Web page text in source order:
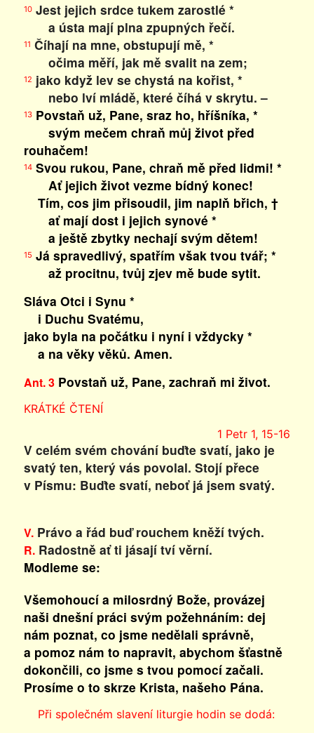
10Jest jejich srdce tukem zarostlé *
a ústa mají plna zpupných řečí.
11 Číhají na mne, obstupují mě, *
očima měří, jak mě svalit na zem;
12 jako když lev se chystá na kořist, *
nebo lví mládě, které číhá v skrytu. –
13Povstaň už, Pane, sraz ho, hříšníka, *
svým mečem chraň můj život před
rouhačem!
14Svou rukou, Pane, chraň mě před lidmi! *
Ať jejich život vezme bídný konec!
Tím, cos jim přisoudil, jim naplň břich, †
ať mají dost i jejich synové *
a ještě zbytky nechají svým dětem!
15 Já spravedlivý, spatřím však tvou tvář; *
až procitnu, tvůj zjev mě bude sytit.
Sláva Otci i Synu *
i Duchu Svatému,
jako byla na počátku i nyní i vždycky *
a na věky věků. Amen.
Ant. 3Povstaň už, Pane, zachraň mi život.
KRÁTKÉ ČTENÍ
1 Petr 1, 15-16
V celém svém chování buďte svatí, jako je
svatý ten, který vás povolal. Stojí přece
v Písmu: Buďte svatí, neboť já jsem svatý.
V.Právo a řád buď rouchem kněží tvých.
R.Radostně ať ti jásají tví věrní.
Modleme se:
Všemohoucí a milosrdný Bože, provázej
naši dnešní práci svým požehnáním: dej
nám poznat, co jsme nedělali správně,
a pomoz nám to napravit, abychom šťastně
dokončili, co jsme s tvou pomocí začali.
Prosíme o to skrze Krista, našeho Pána.
Při společném slavení liturgie hodin se dodá: